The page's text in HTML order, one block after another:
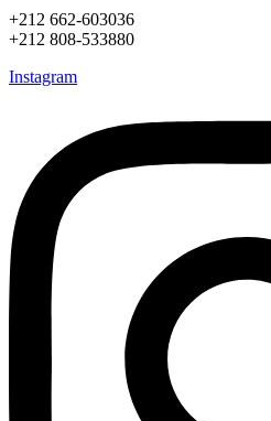
+212 662-603036
+212 808-533880
Instagram